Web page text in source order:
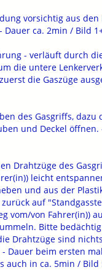
vorsichtig aus den
ca. 2min / Bild
- verläuft durch
die untere
die Gaszüge
des Gasgriffs, dazu
und Deckel öffnen.
Drahtzüge des
leicht
und aus der
auf
vom/von Fahrer(in))
Bitte
Drahtzüge sind
Dauer beim ersten
auch in ca. 5min / Bild